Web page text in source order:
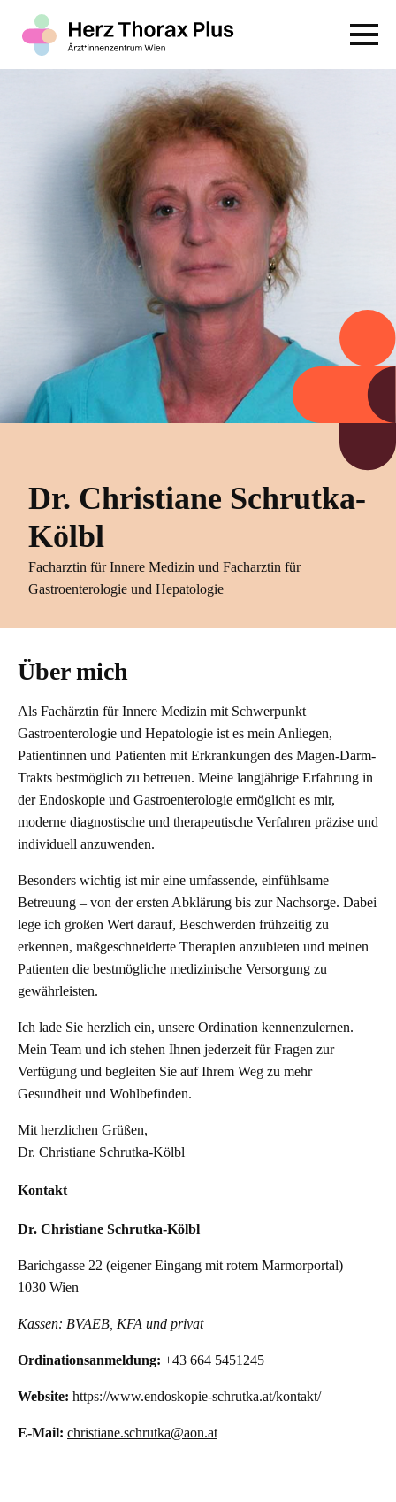
Dr. Christiane Schrutka-
Kölbl
Facharztin für Innere Medizin und Facharztin für
Gastroenterologie und Hepatologie
Über mich
Als Fachärztin für Innere Medizin mit Schwerpunkt
Gastroenterologie und Hepatologie ist es mein Anliegen,
Patientinnen und Patienten mit Erkrankungen des Magen-Darm-
Trakts bestmöglich zu betreuen. Meine langjährige Erfahrung in
der Endoskopie und Gastroenterologie ermöglicht es mir,
moderne diagnostische und therapeutische Verfahren präzise und
individuell anzuwenden.
Besonders wichtig ist mir eine umfassende, einfühlsame
Betreuung – von der ersten Abklärung bis zur Nachsorge. Dabei
lege ich großen Wert darauf, Beschwerden frühzeitig zu
erkennen, maßgeschneiderte Therapien anzubieten und meinen
Patienten die bestmögliche medizinische Versorgung zu
gewährleisten.
Ich lade Sie herzlich ein, unsere Ordination kennenzulernen.
Mein Team und ich stehen Ihnen jederzeit für Fragen zur
Verfügung und begleiten Sie auf Ihrem Weg zu mehr
Gesundheit und Wohlbefinden.
Mit herzlichen Grüßen,
Dr. Christiane Schrutka-Kölbl
Kontakt
Dr. Christiane Schrutka-Kölbl
Barichgasse 22 (eigener Eingang mit rotem Marmorportal)
1030 Wien
Kassen: BVAEB, KFA und privat
Ordinationsanmeldung: +43 664 5451245
Website: https://www.endoskopie-schrutka.at/kontakt/
E-Mail: christiane.schrutka@aon.at